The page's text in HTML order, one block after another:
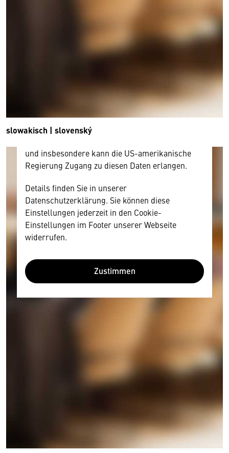
slowakisch | slovenský
Wir benötigen Ihre Zustimmung
Hier würden wir Ihnen gerne einen externen
personenbezogene technische Daten zu Geräten
und Nutzerverhalten mitunter mit US-
amerikanischen Anbietern austauscht.
Diese Daten unterliegen keinem dem EU-
und insbesondere kann die US-amerikanische
Regierung Zugang zu diesen Daten erlangen.
Details finden Sie in unserer
Datenschutzerklärung. Sie können diese
Einstellungen jederzeit in den Cookie-
Einstellungen im Footer unserer Webseite
widerrufen.
Zustimmen